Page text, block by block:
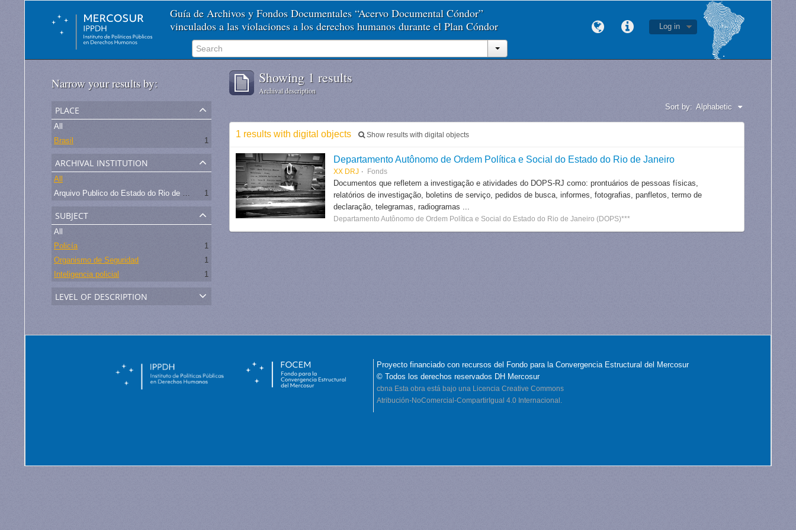
Guía de Archivos y Fondos Documentales “Acervo Documental Cóndor”
vinculados a las violaciones a los derechos humanos durante el Plan Cóndor
Log in
Narrow your results by:
place
All
Brasil
1
archival institution
All
Arquivo Publico do Estado do Rio de Janeiro -
1
subject
All
Policía
1
Organismo de Seguridad
1
Inteligencia policial
1
level of description
Showing 1 results
Archival description
Sort by: Alphabetic
1 results with digital objects Show results with digital objects
Departamento Autônomo de Ordem Política e Social do Estado do Rio de Janeiro
XX DRJ Fonds
Documentos que refletem a investigação e atividades do DOPS-RJ como: prontuários de pessoas físicas,
relatórios de investigação, boletins de serviço, pedidos de busca, informes, fotografias, panfletos, termo de
declaração, telegramas, radiogramas ...
Departamento Autônomo de Ordem Política e Social do Estado do Rio de Janeiro (DOPS)***
Proyecto financiado con recursos del Fondo para la Convergencia Estructural del Mercosur
© Todos los derechos reservados DH Mercosur
cbna Esta obra está bajo una Licencia Creative Commons
Atribución-NoComercial-CompartirIgual 4.0 Internacional.